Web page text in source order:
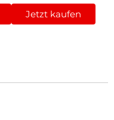
Jetzt kaufen